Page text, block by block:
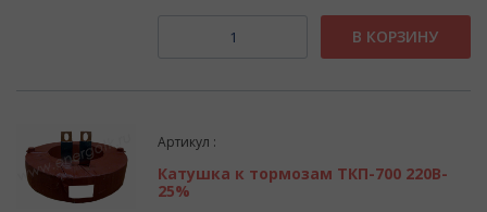
В КОРЗИНУ
Артикул :
Катушка к тормозам ТКП-700 220В-
25%